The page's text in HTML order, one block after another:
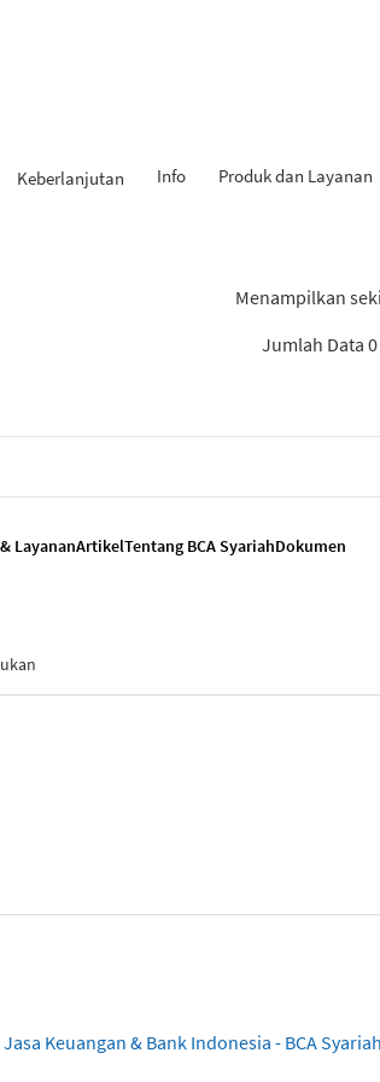
Keberlanjutan Info Produk dan Layanan
Menampilkan
Jumlah Data 0
LayananArtikelTentang BCA SyariahDokumen
Keuangan & Bank Indonesia - BCA